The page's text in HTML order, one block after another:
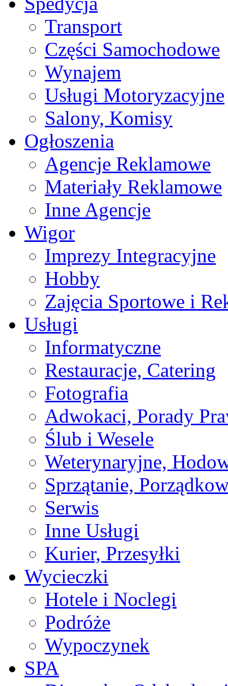
Transport
Części Samochodowe
Wynajem
Usługi Motoryzacyjne
Salony, Komisy
Ogłoszenia
Agencje Reklamowe
Materiały Reklamowe
Inne Agencje
Wigor
Imprezy Integracyjne
Hobby
Zajęcia Sportowe i
Usługi
Informatyczne
Restauracje, Catering
Fotografia
Adwokaci, Porady
Ślub i Wesele
Weterynaryjne,
Sprzątanie,
Serwis
Inne Usługi
Kurier, Przesyłki
Wycieczki
Hotele i Noclegi
Podróże
Wypoczynek
SPA